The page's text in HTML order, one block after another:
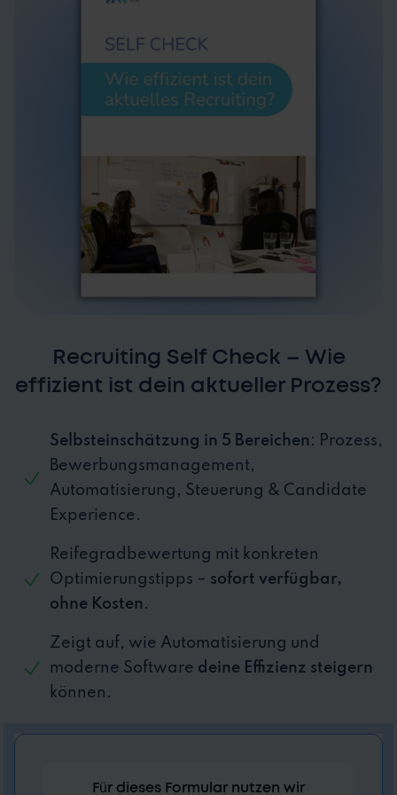
Recruiting Self Check – Wie
effizient ist dein aktueller Prozess?
Selbsteinschätzung in 5 Bereichen : Prozess,
Bewerbungsmanagement,
Automatisierung, Steuerung & Candidate
Experience.
Reifegradbewertung mit konkreten
Optimierungstipps – sofort verfügbar,
ohne Kosten .
Zeigt auf, wie Automatisierung und
moderne Software deine Effizienz steigern
können.
Für dieses Formular nutzen wir